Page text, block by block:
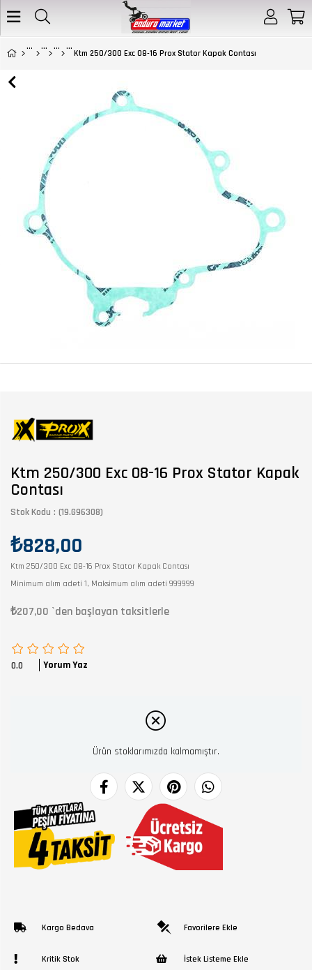
Ktm 250/300 Exc 08-16 Prox Stator Kapak Contası
Ktm 250/300 Exc 08-16 Prox Stator Kapak
Contası
Stok Kodu (19.G96308)
₺828,00
Ktm 250/300 Exc 08-16 Prox Stator Kapak Contası
Minimum alım adeti 1, Maksimum alım adeti 999999
₺207,00 `den başlayan taksitlerle
0.0 Yorum Yaz
Ürün stoklarımızda kalmamıştır.
Kargo Bedava Favorilere Ekle
Kritik Stok İstek Listeme Ekle